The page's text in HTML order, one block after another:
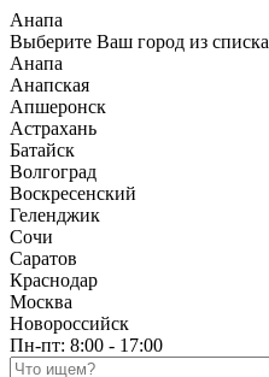
Анапа
Выберите Ваш город из списка
Анапа
Анапская
Апшеронск
Астрахань
Батайск
Волгоград
Воскресенский
Геленджик
Сочи
Саратов
Краснодар
Москва
Новороссийск
Пн-пт: 8:00 - 17:00
Поиск по каталогу